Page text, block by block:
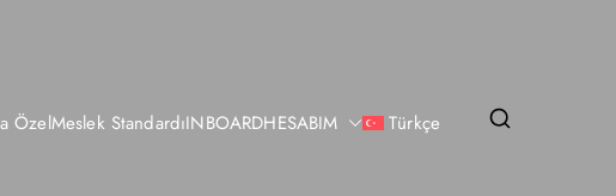
ÖzelMeslek StandardıINBOARDHESABIM Türkçe